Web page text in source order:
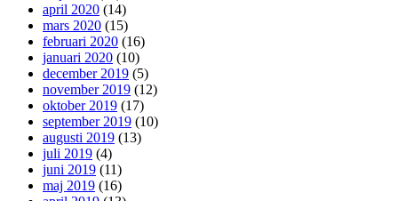
april 2020 (14)
mars 2020 (15)
februari 2020 (16)
januari 2020 (10)
december 2019 (5)
november 2019 (12)
oktober 2019 (17)
september 2019 (10)
augusti 2019 (13)
juli 2019 (4)
juni 2019 (11)
maj 2019 (16)